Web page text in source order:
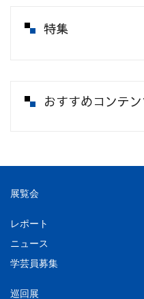
特集
おすすめコンテン
展覧会
レポート
ニュース
学芸員募集
巡回展